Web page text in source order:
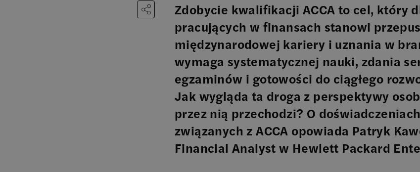
Zdobycie kwalifikacji ACCA to cel, który
pracujących w finansach stanowi
międzynarodowej kariery i uznania w
wymaga systematycznej nauki, zdania
egzaminów i gotowości do ciągłego
Jak wygląda ta droga z perspektywy
przez nią przechodzi? O
związanych z ACCA opowiada Patryk
Financial Analyst w Hewlett Packard